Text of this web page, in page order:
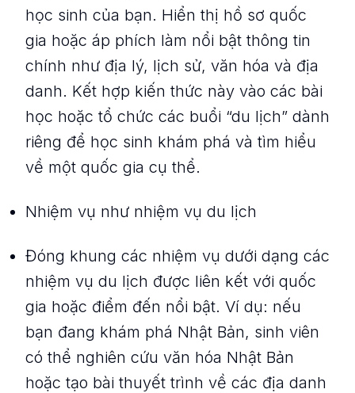
học sinh của bạn. Hiển thị hồ sơ quốc
gia hoặc áp phích làm nổi bật thông tin
chính như địa lý, lịch sử, văn hóa và địa
danh. Kết hợp kiến ​​thức này vào các bài
học hoặc tổ chức các buổi “du lịch” dành
riêng để học sinh khám phá và tìm hiểu
về một quốc gia cụ thể.
Nhiệm vụ như nhiệm vụ du lịch
Đóng khung các nhiệm vụ dưới dạng các
nhiệm vụ du lịch được liên kết với quốc
gia hoặc điểm đến nổi bật. Ví dụ: nếu
bạn đang khám phá Nhật Bản, sinh viên
có thể nghiên cứu văn hóa Nhật Bản
hoặc tạo bài thuyết trình về các địa danh